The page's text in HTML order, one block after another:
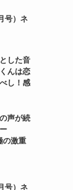
号）ネ
した音
んは恋
し！感
声が続
の激重
号）ネ